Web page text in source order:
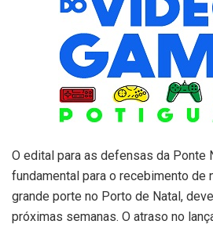
O edital para as defensas da Ponte
fundamental para o recebimento de
grande porte no Porto de Natal,
próximas semanas. O atraso no